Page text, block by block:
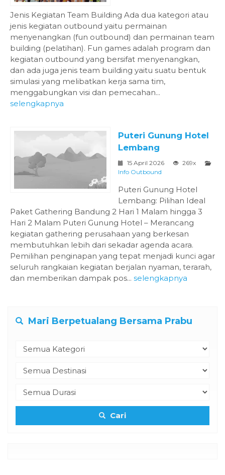
Jenis Kegiatan Team Building Ada dua kategori atau
jenis kegiatan outbound yaitu permainan
menyenangkan (fun outbound) dan permainan team
building (pelatihan). Fun games adalah program dan
kegiatan outbound yang bersifat menyenangkan,
dan ada juga jenis team building yaitu suatu bentuk
simulasi yang melibatkan kerja sama tim,
menggabungkan visi dan pemecahan...
selengkapnya
Puteri Gunung Hotel
Lembang
15 April 2026
269x
Info Outbound
Puteri Gunung Hotel
Lembang: Pilihan Ideal
Paket Gathering Bandung 2 Hari 1 Malam hingga 3
Hari 2 Malam Puteri Gunung Hotel – Merancang
kegiatan gathering perusahaan yang berkesan
membutuhkan lebih dari sekadar agenda acara.
Pemilihan penginapan yang tepat menjadi kunci agar
seluruh rangkaian kegiatan berjalan nyaman, terarah,
dan memberikan dampak pos... selengkapnya
Mari Berpetualang Bersama Prabu
Cari